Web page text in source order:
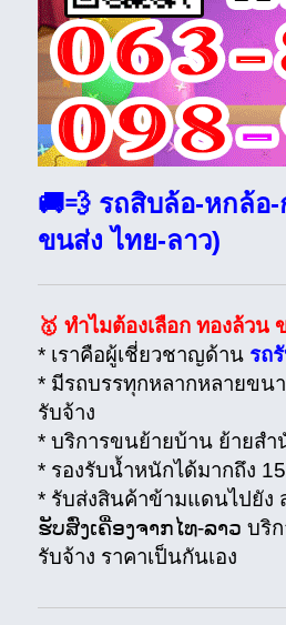
🚚💨 รถสิบล้อ-หกล้อ-
ขนส่ง ไทย-ลาว)
🥇 ทำไมต้องเลือก ทองล้วน
* เราคือผู้เชี่ยวชาญด้าน รถ
* มีรถบรรทุกหลากหลายขน
รับจ้าง
* บริการขนย้ายบ้าน ย้ายส
* รองรับน้ำหนักได้มากถึง
* รับส่งสินค้าข้ามแดนไปยัง
ຮັບສົ່ງເຄື່ອງຈາກໄທ-ລາວ บริ
รับจ้าง ราคาเป็นกันเอง